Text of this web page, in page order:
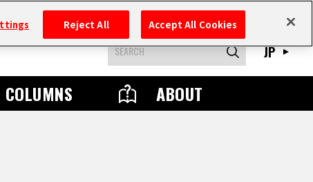
COLUMNS ABOUT
JP
Reject All Accept All Cookies